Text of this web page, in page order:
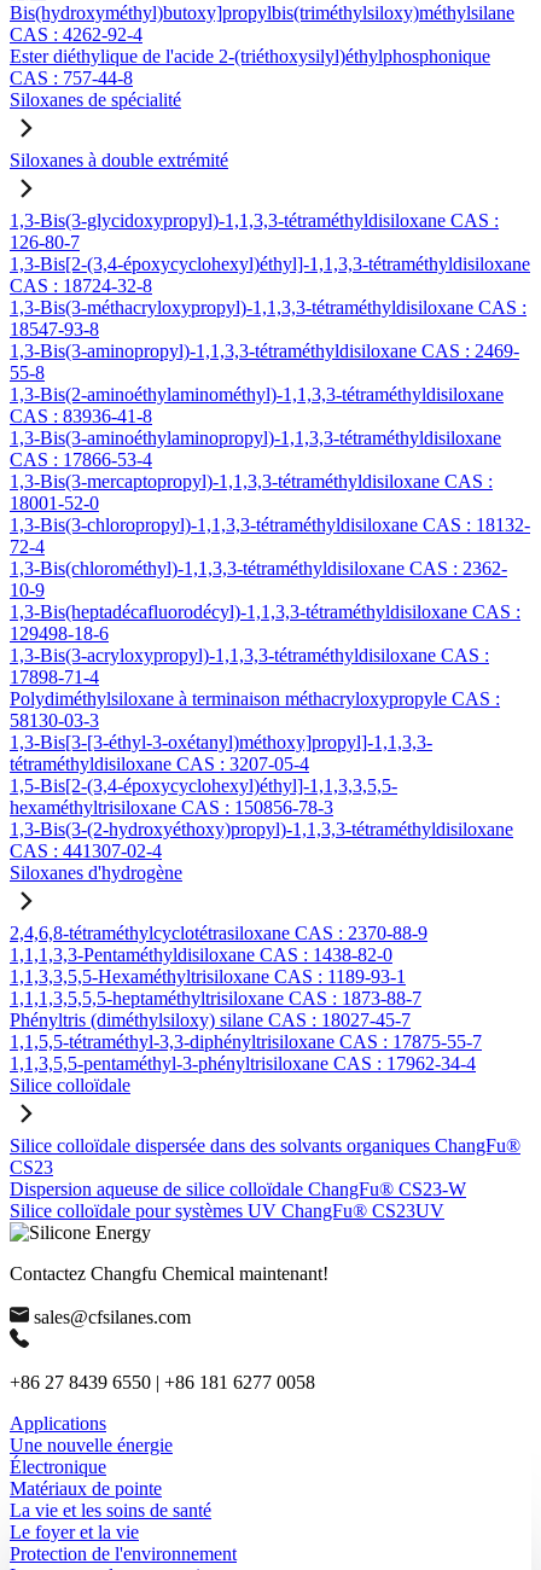
Bis(hydroxyméthyl)butoxy]propylbis(triméthylsiloxy)méthylsilane
CAS : 4262-92-4
Ester diéthylique de l'acide 2-(triéthoxysilyl)éthylphosphonique
CAS : 757-44-8
Siloxanes de spécialité
Siloxanes à double extrémité
1,3-Bis(3-glycidoxypropyl)-1,1,3,3-tétraméthyldisiloxane CAS :
126-80-7
1,3-Bis[2-(3,4-époxycyclohexyl)éthyl]-1,1,3,3-tétraméthyldisiloxane
CAS : 18724-32-8
1,3-Bis(3-méthacryloxypropyl)-1,1,3,3-tétraméthyldisiloxane CAS :
18547-93-8
1,3-Bis(3-aminopropyl)-1,1,3,3-tétraméthyldisiloxane CAS : 2469-
55-8
1,3-Bis(2-aminoéthylaminométhyl)-1,1,3,3-tétraméthyldisiloxane
CAS : 83936-41-8
1,3-Bis(3-aminoéthylaminopropyl)-1,1,3,3-tétraméthyldisiloxane
CAS : 17866-53-4
1,3-Bis(3-mercaptopropyl)-1,1,3,3-tétraméthyldisiloxane CAS :
18001-52-0
1,3-Bis(3-chloropropyl)-1,1,3,3-tétraméthyldisiloxane CAS : 18132-
72-4
1,3-Bis(chlorométhyl)-1,1,3,3-tétraméthyldisiloxane CAS : 2362-
10-9
1,3-Bis(heptadécafluorodécyl)-1,1,3,3-tétraméthyldisiloxane CAS :
129498-18-6
1,3-Bis(3-acryloxypropyl)-1,1,3,3-tétraméthyldisiloxane CAS :
17898-71-4
Polydiméthylsiloxane à terminaison méthacryloxypropyle CAS :
58130-03-3
1,3-Bis[3-[3-éthyl-3-oxétanyl)méthoxy]propyl]-1,1,3,3-
tétraméthyldisiloxane CAS : 3207-05-4
1,5-Bis[2-(3,4-époxycyclohexyl)éthyl]-1,1,3,3,5,5-
hexaméthyltrisiloxane CAS : 150856-78-3
1,3-Bis(3-(2-hydroxyéthoxy)propyl)-1,1,3,3-tétraméthyldisiloxane
CAS : 441307-02-4
Siloxanes d'hydrogène
2,4,6,8-tétraméthylcyclotétrasiloxane CAS : 2370-88-9
1,1,1,3,3-Pentaméthyldisiloxane CAS : 1438-82-0
1,1,3,3,5,5-Hexaméthyltrisiloxane CAS : 1189-93-1
1,1,1,3,5,5,5-heptaméthyltrisiloxane CAS : 1873-88-7
Phényltris (diméthylsiloxy) silane CAS : 18027-45-7
1,1,5,5-tétraméthyl-3,3-diphényltrisiloxane CAS : 17875-55-7
1,1,3,5,5-pentaméthyl-3-phényltrisiloxane CAS : 17962-34-4
Silice colloïdale
Silice colloïdale dispersée dans des solvants organiques ChangFu®
CS23
Dispersion aqueuse de silice colloïdale ChangFu® CS23-W
Silice colloïdale pour systèmes UV ChangFu® CS23UV
Contactez Changfu Chemical maintenant!
sales@cfsilanes.com
+86 27 8439 6550 | +86 181 6277 0058
Applications
Une nouvelle énergie
Électronique
Matériaux de pointe
La vie et les soins de santé
Le foyer et la vie
Protection de l'environnement